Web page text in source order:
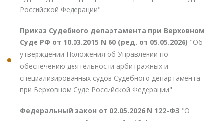
Российской Федерации"
Приказ Судебного департамента при Верховном
Суде РФ от 10.03.2015 N 60 (ред. от 05.05.2026) "Об
утверждении Положения об Управлении по
обеспечению деятельности арбитражных и
специализированных судов Судебного департамента
при Верховном Суде Российской Федерации"
Федеральный закон от 02.05.2026 N 122-ФЗ "О